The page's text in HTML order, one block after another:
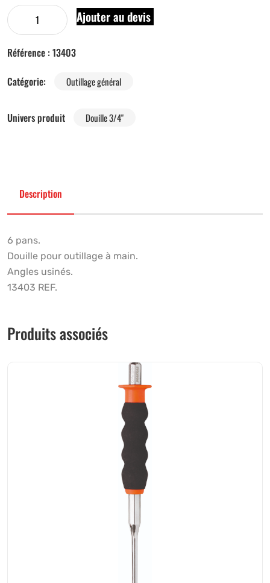
Ajouter au devis
Référence : 13403
Catégorie:
Outillage général
Univers produit Douille 3/4"
Description
6 pans.
Douille pour outillage à main.
Angles usinés.
13403 REF.
Produits associés